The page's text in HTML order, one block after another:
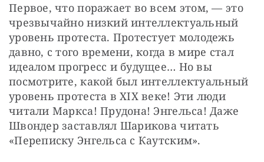
Первое, что поражает во всем этом, — это
чрезвычайно низкий интеллектуальный
уровень протеста. Протестует молодежь
давно, с того времени, когда в мире стал
идеалом прогресс и будущее… Но вы
посмотрите, какой был интеллектуальный
уровень протеста в XIX веке! Эти люди
читали Маркса! Прудона! Энгельса! Даже
Швондер заставлял Шарикова читать
«Переписку Энгельса с Каутским».